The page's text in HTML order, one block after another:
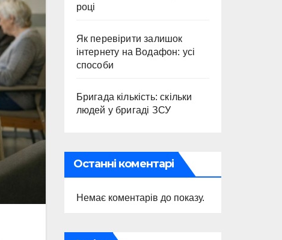
році
Як перевірити залишок
інтернету на Водафон: усі
способи
Бригада кількість: скільки
людей у бригаді ЗСУ
Останні коментарі
Немає коментарів до показу.